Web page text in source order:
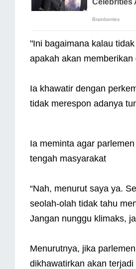
"Ini bagaimana kalau
apakah akan
Ia khawatir dengan
tidak merespon adanya
Ia meminta agar
tengah masyarakat
“Nah, menurut saya ya.
seolah-olah tidak tahu
Jangan nunggu klimaks,
Menurutnya, jika
dikhawatirkan akan